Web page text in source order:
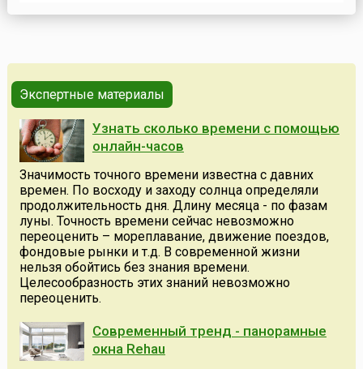
первым министром в провинции Мазендаран. Волнения,
л...
Экспертные материалы
Узнать сколько времени с помощью
онлайн-часов
Значимость точного времени известна с давних
времен. По восходу и заходу солнца определяли
продолжительность дня. Длину месяца - по фазам
луны. Точность времени сейчас невозможно
переоценить – мореплавание, движение поездов,
фондовые рынки и т.д. В современной жизни
нельзя обойтись без знания времени.
Целесообразность этих знаний невозможно
переоценить.
Современный тренд - панорамные
окна Rehau